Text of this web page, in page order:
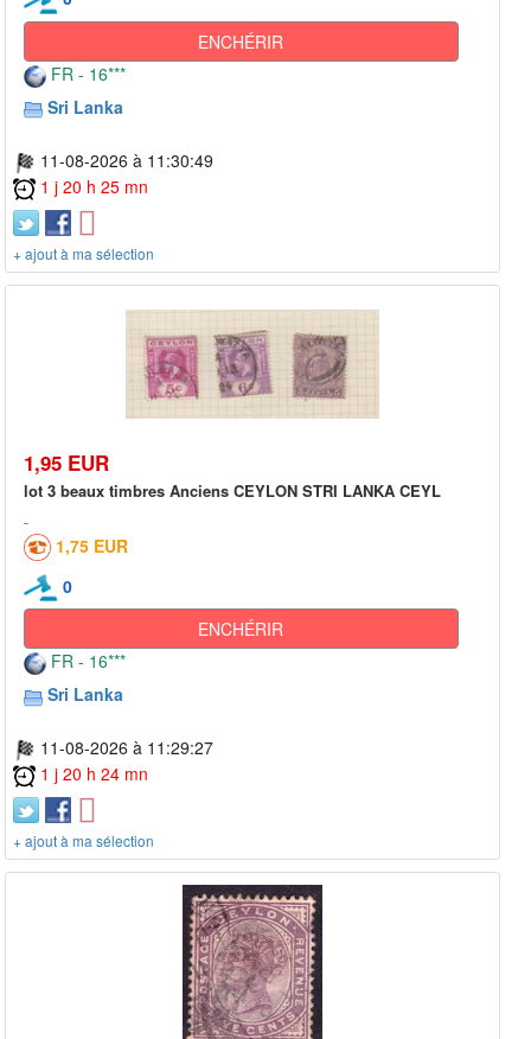
ENCHÉRIR
FR - 16***
Sri Lanka
11-08-2026 à 11:30:49
1 j 20 h 25 mn
+ ajout à ma sélection
1,95 EUR
lot 3 beaux timbres Anciens CEYLON STRI LANKA CEYL
1,75 EUR
0
ENCHÉRIR
FR - 16***
Sri Lanka
11-08-2026 à 11:29:27
1 j 20 h 24 mn
+ ajout à ma sélection